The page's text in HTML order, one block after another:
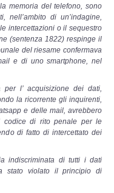
memoria del telefono, sono
nell’ambito di un’indagine,
intercettazioni o il sequestro
(sentenza 1822) respinge il
del riesame confermava
e di uno smartphone, nel
per l’ acquisizione dei dati,
la ricorrente gli inquirenti,
e delle mail, avrebbero
codice di rito penale per le
di fatto di intercettato dei
indiscriminata di tutti i dati
stato violato il principio di